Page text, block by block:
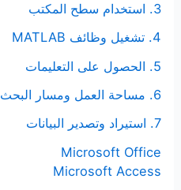
3. استخدام سطح المكتب
4. تشغيل وظائف MATLAB
5. الحصول على التعليمات
6. مساحة العمل ومسار البحث وعمليات الملفات
7. استيراد وتصدير البيانات
Microsoft Office
Microsoft Access